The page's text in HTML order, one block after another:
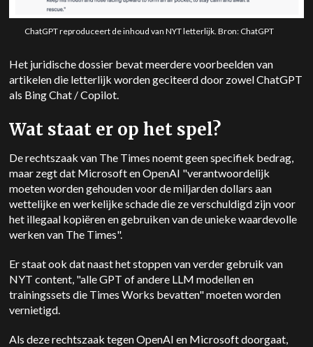
ChatGPT reproduceert de inhoud van NYT letterlijk. Bron: ChatGPT
Het juridische dossier bevat meerdere voorbeelden van
artikelen die letterlijk worden geciteerd door zowel ChatGPT
als Bing Chat / Copilot.
Wat staat er op het spel?
De rechtszaak van The Times noemt geen specifiek bedrag,
maar zegt dat Microsoft en OpenAI "verantwoordelijk
moeten worden gehouden voor de miljarden dollars aan
wettelijke en werkelijke schade die ze verschuldigd zijn voor
het illegaal kopiëren en gebruiken van de unieke waardevolle
werken van The Times".
Er staat ook dat naast het stoppen van verder gebruik van
NYT content, "alle GPT of andere LLM modellen en
trainingssets die Times Works bevatten" moeten worden
vernietigd.
Als deze rechtszaak tegen OpenAI en Microsoft doorgaat,